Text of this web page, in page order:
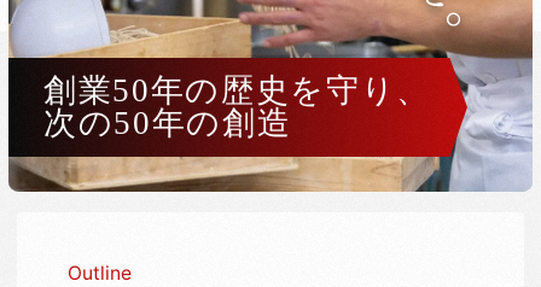
創業50年の歴史を守り、
次の50年の創造
Outline